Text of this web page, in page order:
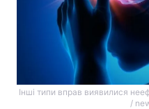
Інші типи вправ виявилися
/